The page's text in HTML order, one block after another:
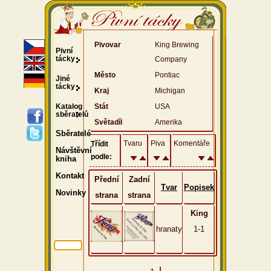
Pivovar
King Brewing
Company
Město
Pontiac
Kraj
Michigan
Stát
USA
Světadíl
Amerika
Třídit
podle:
Tvaru Piva Komentáře
Přední
strana
Zadní
strana
Tvar Popisek
hranaty
King
1-1
Pivní
tácky
Jiné
tácky
Katalog
sběratelů
Sběratelé
Návštěvní
kniha
Kontakt
Novinky